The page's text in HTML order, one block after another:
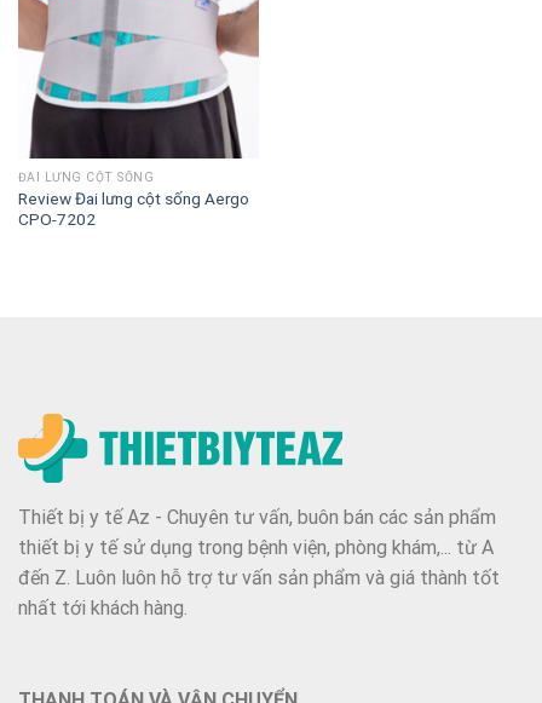
ĐAI LƯNG CỘT SỐNG
Review Đai lưng cột sống Aergo
CPO-7202
Thiết bị y tế Az - Chuyên tư vấn, buôn bán các sản phẩm
thiết bị y tế sử dụng trong bệnh viện, phòng khám,... từ A
đến Z. Luôn luôn hỗ trợ tư vấn sản phẩm và giá thành tốt
nhất tới khách hàng.